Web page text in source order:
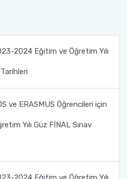
2024 Eğitim ve Öğretim Yılı
ve ERASMUS Öğrencileri için
Yılı Güz FİNAL Sınav